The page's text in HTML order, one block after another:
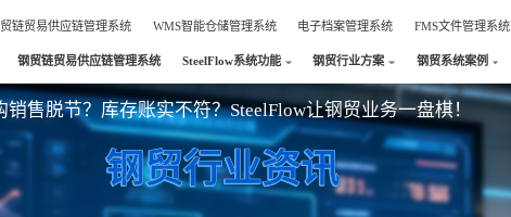
链贸易供应链管理系统 WMS智能仓储管理系统 电子档案管理系统 FMS文件管理系统
钢贸链贸易供应链管理系统 SteelFlow系统功能 钢贸行业方案 钢贸系统案例
销售脱节？库存账实不符？SteelFlow让钢贸业务一盘棋！
钢贸行业资讯